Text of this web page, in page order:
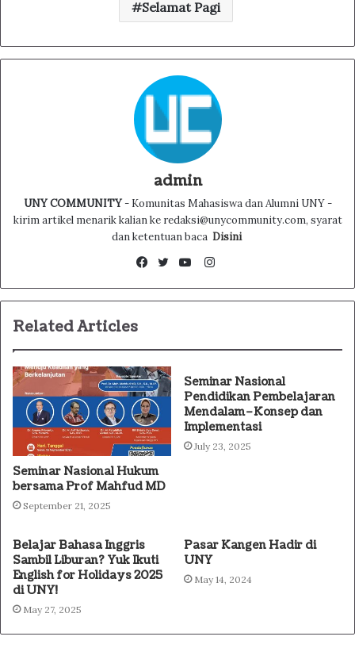
Selamat Pagi
admin
UNY COMMUNITY- Komunitas Mahasiswa dan Alumni UNY -
kirim artikel menarik kalian ke redaksi@unycommunity.com, syarat
dan ketentuan baca Disini
Instagram
Related Articles
Seminar Nasional Hukum
bersama Prof Mahfud MD
September 21, 2025
Seminar Nasional
Pendidikan Pembelajaran
Mendalam–Konsep dan
Implementasi
July 23, 2025
Belajar Bahasa Inggris
Sambil Liburan? Yuk Ikuti
English for Holidays 2025
di UNY!
May 27, 2025
Pasar Kangen Hadir di
UNY
May 14, 2024